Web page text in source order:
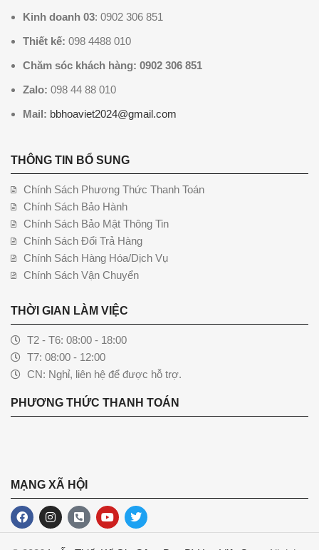
Kinh doanh 03: 0902 306 851
Thiết kế: 098 4488 010
Chăm sóc khách hàng: 0902 306 851
Zalo: 098 44 88 010
Mail: bbhoaviet2024@gmail.com
THÔNG TIN BỔ SUNG
Chính Sách Phương Thức Thanh Toán
Chính Sách Bảo Hành
Chính Sách Bảo Mật Thông Tin
Chính Sách Đổi Trả Hàng
Chính Sách Hàng Hóa/Dịch Vụ
Chính Sách Vận Chuyển
THỜI GIAN LÀM VIỆC
T2 - T6: 08:00 - 18:00
T7: 08:00 - 12:00
CN: Nghỉ, liên hệ để được hỗ trợ.
PHƯƠNG THỨC THANH TOÁN
MẠNG XÃ HỘI